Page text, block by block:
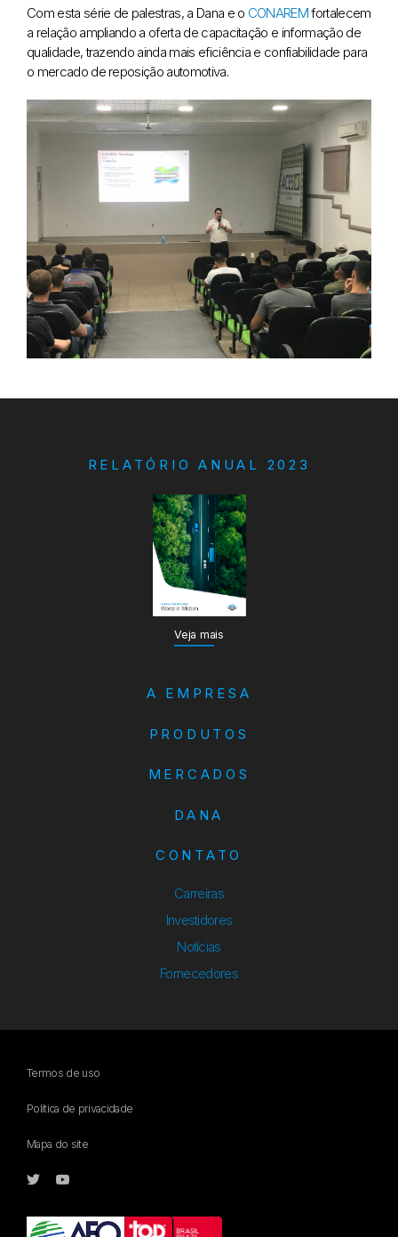
Com esta série de palestras, a Dana e o CONAREMfortalecem
a relação ampliando a oferta de capacitação e informação de
qualidade, trazendo ainda mais eficiência e confiabilidade para
o mercado de reposição automotiva.
RELATÓRIO ANUAL 2023
Veja mais
A EMPRESA
PRODUTOS
MERCADOS
DANA
CONTATO
Carreiras
Investidores
Notícias
Fornecedores
Termos de uso
Política de privacidade
Mapa do site